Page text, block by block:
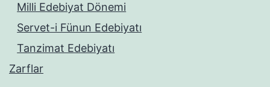
Milli Edebiyat Dönemi
Servet-i Fünun Edebiyatı
Tanzimat Edebiyatı
Zarflar